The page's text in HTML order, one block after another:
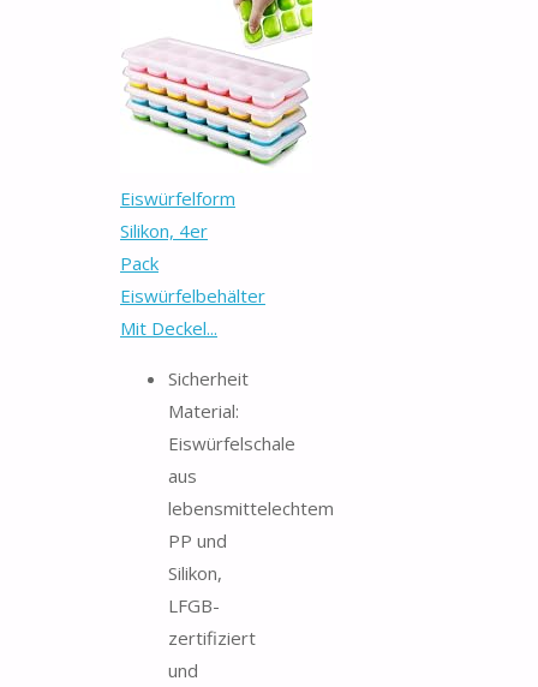
Eiswürfelform
Silikon, 4er
Pack
Eiswürfelbehälter
Mit Deckel...
Sicherheit
Material:
Eiswürfelschale
aus
lebensmittelechtem
PP und
Silikon,
LFGB-
zertifiziert
und